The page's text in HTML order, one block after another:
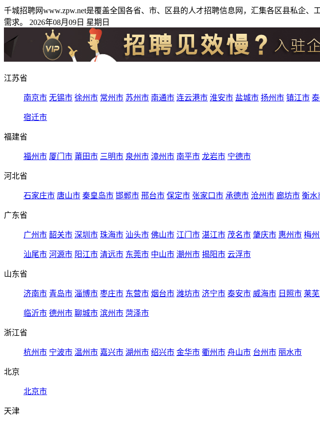
千城招聘网www.zpw.net是覆盖全国各省、市、区县的人才招聘信息网，汇集各区县私企
需求。 2026年08月09日 星期日
江苏省
南京市 无锡市 徐州市 常州市 苏州市 南通市 连云港市 淮安市 盐城市 扬州市 镇江市
宿迁市
福建省
福州市 厦门市 莆田市 三明市 泉州市 漳州市 南平市 龙岩市 宁德市
河北省
石家庄市 唐山市 秦皇岛市 邯郸市 邢台市 保定市 张家口市 承德市 沧州市 廊坊市 衡水
广东省
广州市 韶关市 深圳市 珠海市 汕头市 佛山市 江门市 湛江市 茂名市 肇庆市 惠州市 梅
汕尾市 河源市 阳江市 清远市 东莞市 中山市 潮州市 揭阳市 云浮市
山东省
济南市 青岛市 淄博市 枣庄市 东营市 烟台市 潍坊市 济宁市 泰安市 威海市 日照市 莱
临沂市 德州市 聊城市 滨州市 菏泽市
浙江省
杭州市 宁波市 温州市 嘉兴市 湖州市 绍兴市 金华市 衢州市 舟山市 台州市 丽水市
北京
北京市
天津